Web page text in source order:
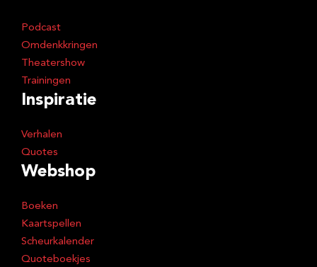
Podcast
Omdenkkringen
Theatershow
Trainingen
Inspiratie
Verhalen
Quotes
Webshop
Boeken
Kaartspellen
Scheurkalender
Quoteboekjes